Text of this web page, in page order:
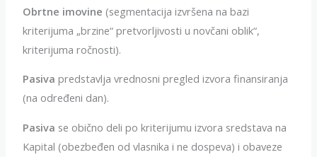
Obrtne imovine (segmentacija izvršena na bazi
kriterijuma „brzine“ pretvorljivosti u novčani oblik“,
kriterijuma ročnosti).
Pasiva predstavlja vrednosni pregled izvora finansiranja
(na određeni dan).
Pasiva se obično deli po kriterijumu izvora sredstava na
Kapital (obezbeđen od vlasnika i ne dospeva) i obaveze